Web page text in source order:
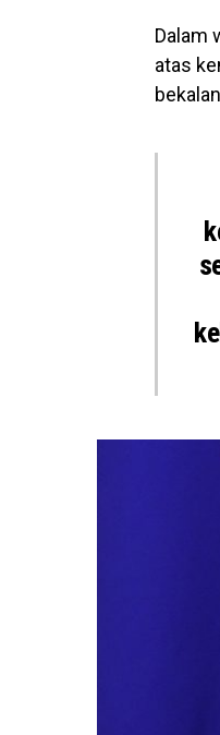
Dalam
atas